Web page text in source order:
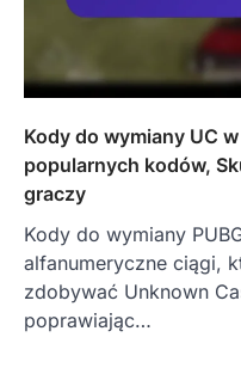
Kody do wymiany UC
popularnych kodów,
graczy
Kody do wymiany
alfanumeryczne ciągi,
zdobywać Unknown
poprawiając…